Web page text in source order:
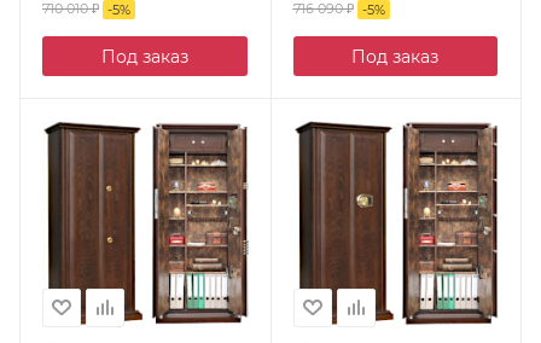
710 010₽ -5%
Под заказ
716 090₽ -5%
Под заказ